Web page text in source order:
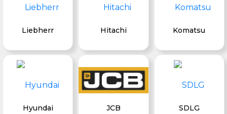
Liebherr Hitachi Komatsu
Hyundai JCB SDLG